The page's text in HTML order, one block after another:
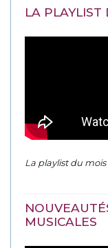
LA
La playlist du
MUSICALES